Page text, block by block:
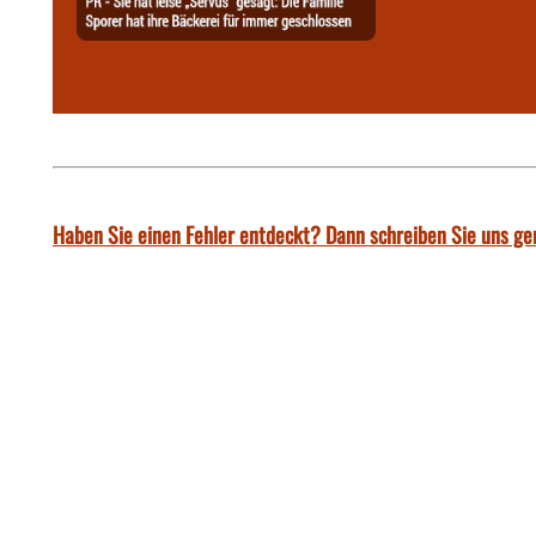
Haben Sie einen Fehler entdeckt? Dann schreiben Sie uns